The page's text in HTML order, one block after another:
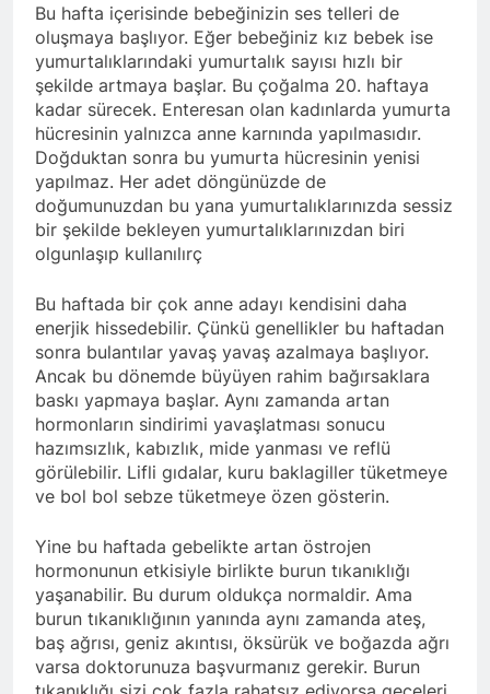
Bu hafta içerisinde bebeğinizin ses telleri de
oluşmaya başlıyor. Eğer bebeğiniz kız bebek ise
yumurtalıklarındaki yumurtalık sayısı hızlı bir
şekilde artmaya başlar. Bu çoğalma 20. haftaya
kadar sürecek. Enteresan olan kadınlarda yumurta
hücresinin yalnızca anne karnında yapılmasıdır.
Doğduktan sonra bu yumurta hücresinin yenisi
yapılmaz. Her adet döngünüzde de
doğumunuzdan bu yana yumurtalıklarınızda sessiz
bir şekilde bekleyen yumurtalıklarınızdan biri
olgunlaşıp kullanılırç
Bu haftada bir çok anne adayı kendisini daha
enerjik hissedebilir. Çünkü genellikler bu haftadan
sonra bulantılar yavaş yavaş azalmaya başlıyor.
Ancak bu dönemde büyüyen rahim bağırsaklara
baskı yapmaya başlar. Aynı zamanda artan
hormonların sindirimi yavaşlatması sonucu
hazımsızlık, kabızlık, mide yanması ve reflü
görülebilir. Lifli gıdalar, kuru baklagiller tüketmeye
ve bol bol sebze tüketmeye özen gösterin.
Yine bu haftada gebelikte artan östrojen
hormonunun etkisiyle birlikte burun tıkanıklığı
yaşanabilir. Bu durum oldukça normaldir. Ama
burun tıkanıklığının yanında aynı zamanda ateş,
baş ağrısı, geniz akıntısı, öksürük ve boğazda ağrı
varsa doktorunuza başvurmanız gerekir. Burun